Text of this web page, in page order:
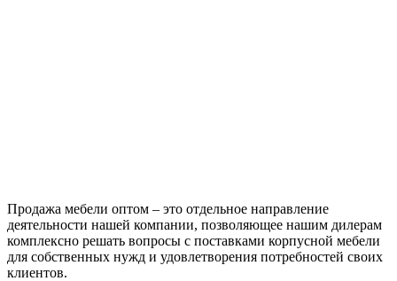
Продажа мебели оптом – это отдельное направление
деятельности нашей компании, позволяющее нашим дилерам
комплексно решать вопросы с поставками корпусной мебели
для собственных нужд и удовлетворения потребностей своих
клиентов.